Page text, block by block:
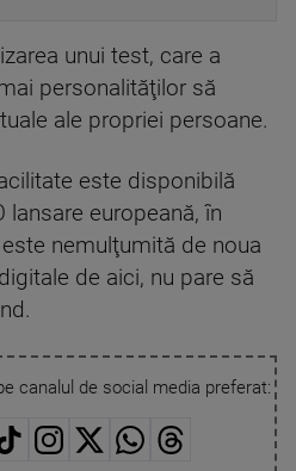
unui test, care a
personalităţilor să
ale propriei persoane.
este disponibilă
lansare europeană, în
nemulţumită de noua
de aici, nu pare să
canalul de social media preferat: